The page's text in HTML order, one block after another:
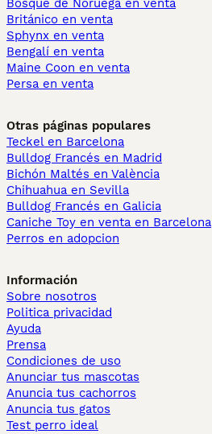
Bosque de Noruega en venta
Británico en venta
Sphynx en venta
Bengalí en venta
Maine Coon en venta
Persa en venta
Otras páginas populares
Teckel en Barcelona
Bulldog Francés en Madrid
Bichón Maltés en València
Chihuahua en Sevilla
Bulldog Francés en Galicia
Caniche Toy en venta en Barcelona
Perros en adopcion
Información
Sobre nosotros
Politica privacidad
Ayuda
Prensa
Condiciones de uso
Anunciar tus mascotas
Anuncia tus cachorros
Anuncia tus gatos
Test perro ideal